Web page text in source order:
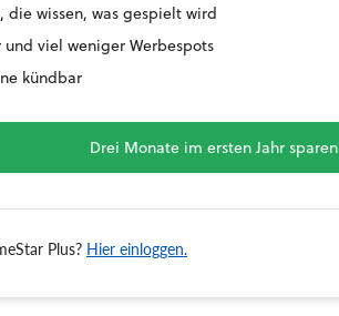
die wissen, was gespielt wird
und viel weniger Werbespots
kündbar
Drei Monate im ersten Jahr sparen
Plus? Hier einloggen.